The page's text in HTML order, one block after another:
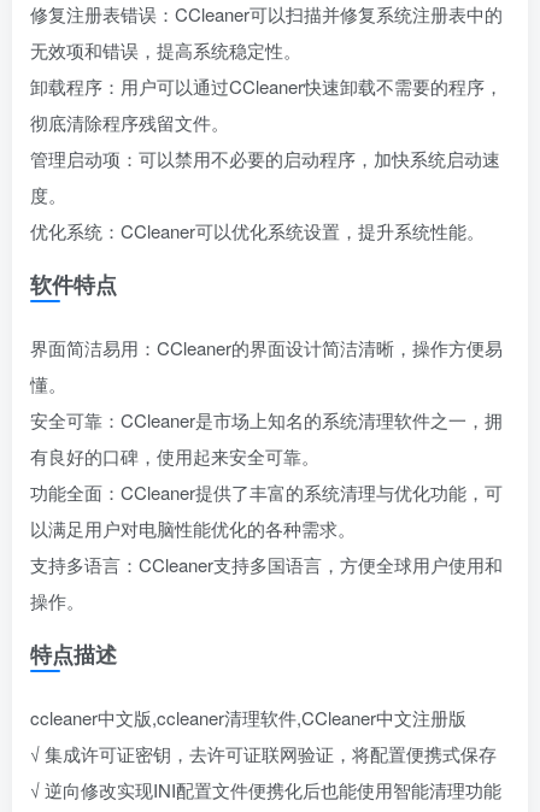
修复注册表错误：CCleaner可以扫描并修复系统注册表中的
无效项和错误，提高系统稳定性。
卸载程序：用户可以通过CCleaner快速卸载不需要的程序，
彻底清除程序残留文件。
管理启动项：可以禁用不必要的启动程序，加快系统启动速
度。
优化系统：CCleaner可以优化系统设置，提升系统性能。
软件特点
界面简洁易用：CCleaner的界面设计简洁清晰，操作方便易
懂。
安全可靠：CCleaner是市场上知名的系统清理软件之一，拥
有良好的口碑，使用起来安全可靠。
功能全面：CCleaner提供了丰富的系统清理与优化功能，可
以满足用户对电脑性能优化的各种需求。
支持多语言：CCleaner支持多国语言，方便全球用户使用和
操作。
特点描述
ccleaner中文版,ccleaner清理软件,CCleaner中文注册版
√ 集成许可证密钥，去许可证联网验证，将配置便携式保存
√ 逆向修改实现INI配置文件便携化后也能使用智能清理功能